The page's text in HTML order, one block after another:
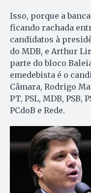
Isso, porque a
ficando rachada
candidatos à
do MDB, e Arthur
parte do bloco
emedebista é o
Câmara, Rodrigo
PT, PSL, MDB, PSB,
PCdoB e Rede.